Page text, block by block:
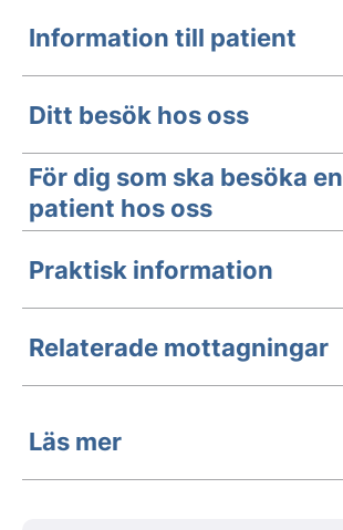
Information till patient
Ditt besök hos oss
För dig som ska besöka en
patient hos oss
Praktisk information
Relaterade mottagningar
Läs mer